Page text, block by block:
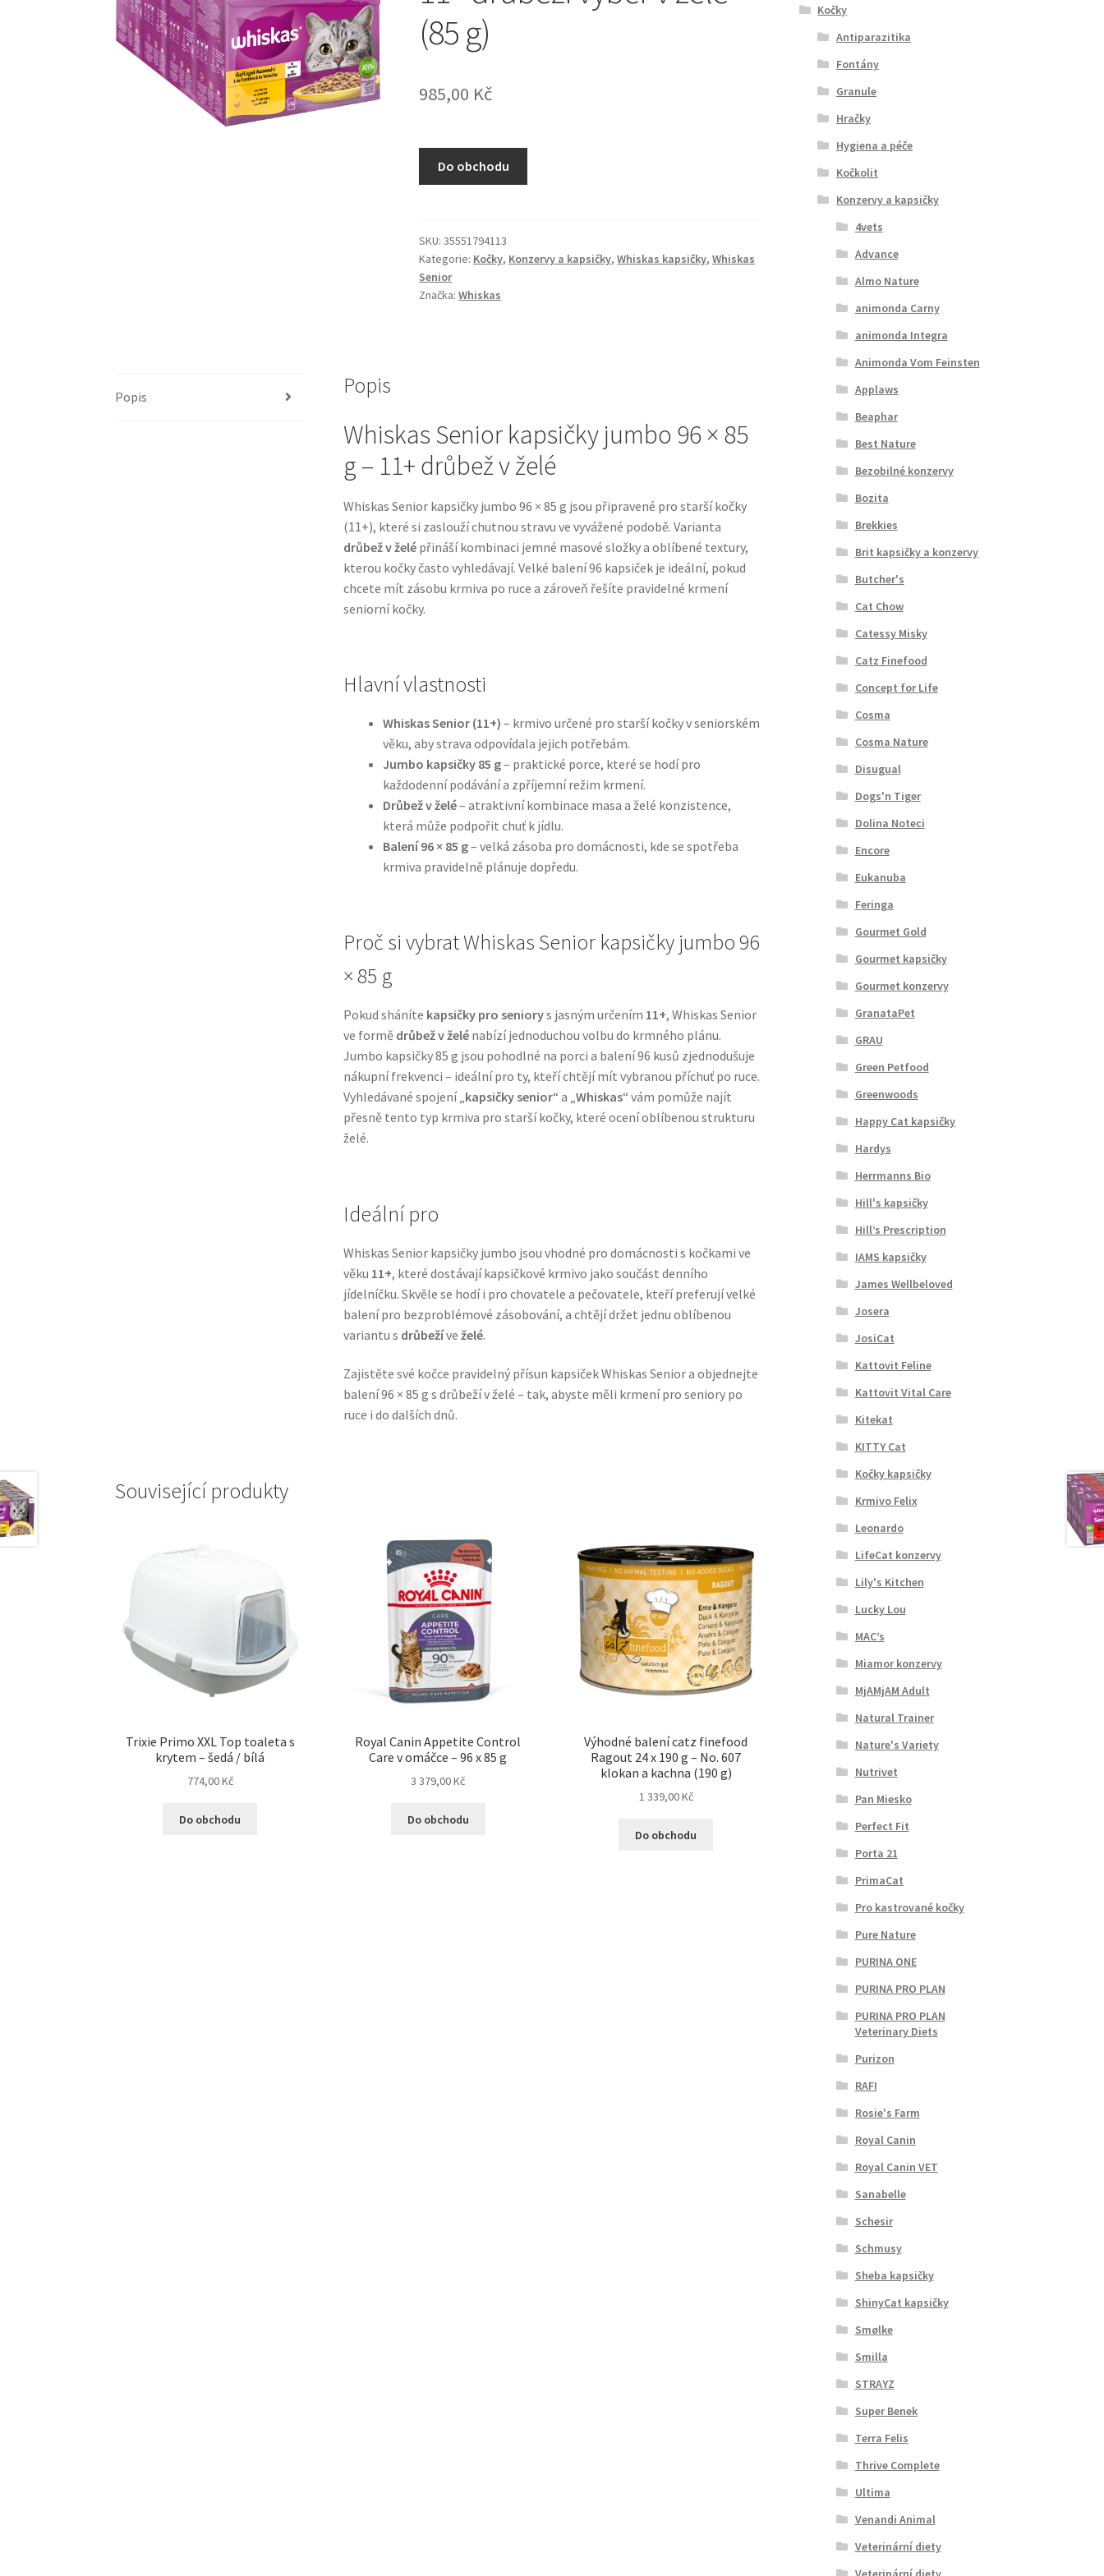
(85 g)
985,00 Kč
Do obchodu
SKU:35551794113
Kategorie: Kočky, Konzervy a kapsičky,Whiskas kapsičky,Whiskas
Senior
Značka:Whiskas
Popis Popis
Whiskas Senior kapsičky jumbo 96 × 85
g – 11+ drůbež v želé
Whiskas Senior kapsičky jumbo 96 × 85 g jsou připravené pro starší kočky
(11+), které si zaslouží chutnou stravu ve vyvážené podobě. Varianta
drůbež v želépřináší kombinaci jemné masové složky a oblíbené textury,
kterou kočky často vyhledávají. Velké balení 96 kapsiček je ideální, pokud
chcete mít zásobu krmiva po ruce a zároveň řešíte pravidelné krmení
seniorní kočky.
Hlavní vlastnosti
Whiskas Senior (11+) – krmivo určené pro starší kočky v seniorském
věku, aby strava odpovídala jejich potřebám.
Jumbo kapsičky 85 g– praktické porce, které se hodí pro
každodenní podávání a zpříjemní režim krmení.
Drůbež v želé– atraktivní kombinace masa a želé konzistence,
která může podpořit chuť k jídlu.
Balení 96 × 85 g– velká zásoba pro domácnosti, kde se spotřeba
krmiva pravidelně plánuje dopředu.
Proč si vybrat Whiskas Senior kapsičky jumbo 96
× 85 g
Pokud sháníte kapsičky pro seniorys jasným určením 11+, Whiskas Senior
ve formě drůbež v želénabízí jednoduchou volbu do krmného plánu.
Jumbo kapsičky 85 g jsou pohodlné na porci a balení 96 kusů zjednodušuje
nákupní frekvenci – ideální pro ty, kteří chtějí mít vybranou příchuť po ruce.
Vyhledávané spojení „kapsičky senior“ a „Whiskas“ vám pomůže najít
přesně tento typ krmiva pro starší kočky, které ocení oblíbenou strukturu
želé.
Ideální pro
Whiskas Senior kapsičky jumbo jsou vhodné pro domácnosti s kočkami ve
věku 11+, které dostávají kapsičkové krmivo jako součást denního
jídelníčku. Skvěle se hodí i pro chovatele a pečovatele, kteří preferují velké
balení pro bezproblémové zásobování, a chtějí držet jednu oblíbenou
variantu s drůbežíve želé.
Zajistěte své kočce pravidelný přísun kapsiček Whiskas Senior a objednejte
balení 96 × 85 g s drůbeží v želé – tak, abyste měli krmení pro seniory po
ruce i do dalších dnů.
Související produkty
Trixie Primo XXL Top toaleta s
krytem – šedá / bílá
774,00Kč
Do obchodu
Royal Canin Appetite Control
Care v omáčce – 96 x 85 g
3 379,00Kč
Do obchodu
Výhodné balení catz finefood
Ragout 24 x 190 g – No. 607
klokan a kachna (190 g)
1 339,00Kč
Do obchodu
Kočky
Antiparazitika
Fontány
Granule
Hračky
Hygiena a péče
Kočkolit
Konzervy a kapsičky
4vets
Advance
Almo Nature
animonda Carny
animonda Integra
Animonda Vom Feinsten
Applaws
Beaphar
Best Nature
Bezobilné konzervy
Bozita
Brekkies
Brit kapsičky a konzervy
Butcher's
Cat Chow
Catessy Misky
Catz Finefood
Concept for Life
Cosma
Cosma Nature
Disugual
Dogs'n Tiger
Dolina Noteci
Encore
Eukanuba
Feringa
Gourmet Gold
Gourmet kapsičky
Gourmet konzervy
GranataPet
GRAU
Green Petfood
Greenwoods
Happy Cat kapsičky
Hardys
Herrmanns Bio
Hill's kapsičky
Hill’s Prescription
IAMS kapsičky
James Wellbeloved
Josera
JosiCat
Kattovit Feline
Kattovit Vital Care
Kitekat
KITTY Cat
Kočky kapsičky
Krmivo Felix
Leonardo
LifeCat konzervy
Lily's Kitchen
Lucky Lou
MAC’s
Miamor konzervy
MjAMjAM Adult
Natural Trainer
Nature's Variety
Nutrivet
Pan Miesko
Perfect Fit
Porta 21
PrimaCat
Pro kastrované kočky
Pure Nature
PURINA ONE
PURINA PRO PLAN
PURINA PRO PLAN
Veterinary Diets
Purizon
RAFI
Rosie's Farm
Royal Canin
Royal Canin VET
Sanabelle
Schesir
Schmusy
Sheba kapsičky
ShinyCat kapsičky
Smølke
Smilla
STRAYZ
Super Benek
Terra Felis
Thrive Complete
Ultima
Venandi Animal
Veterinární diety